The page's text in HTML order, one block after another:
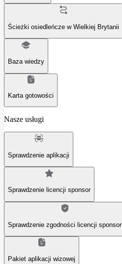
Ścieżki osiedleńcze w Wielkiej Brytanii
Baza wiedzy
Karta gotowości
Nasze usługi
Sprawdzenie aplikacji
Sprawdzenie licencji sponsor
Sprawdzenie zgodności licencji sponsor
Pakiet aplikacji wizowej